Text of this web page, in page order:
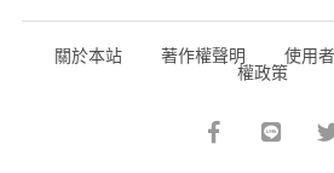
關於本站 著作權聲明 使用
權政策